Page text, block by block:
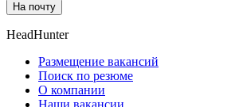
На почту
HeadHunter
Размещение вакансий
Поиск по резюме
О компании